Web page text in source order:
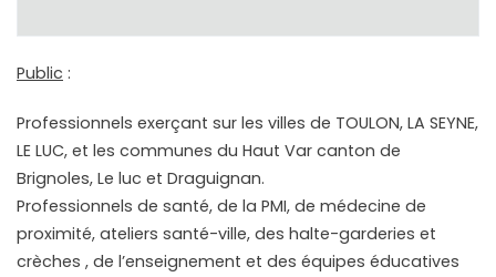
Public :
Professionnels exerçant sur les villes de TOULON, LA SEYNE,
LE LUC, et les communes du Haut Var canton de
Brignoles, Le luc et Draguignan.
Professionnels de santé, de la PMI, de médecine de
proximité, ateliers santé-ville, des halte-garderies et
crèches , de l’enseignement et des équipes éducatives